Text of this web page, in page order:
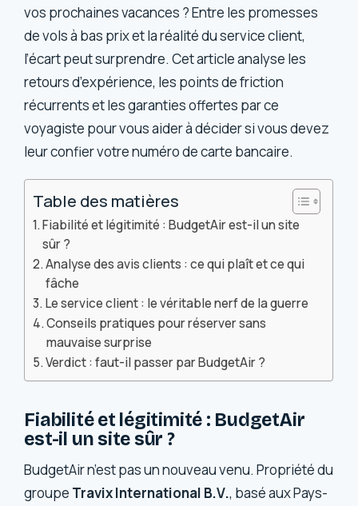
vos prochaines vacances ? Entre les promesses
de vols à bas prix et la réalité du service client,
l’écart peut surprendre. Cet article analyse les
retours d’expérience, les points de friction
récurrents et les garanties offertes par ce
voyagiste pour vous aider à décider si vous devez
leur confier votre numéro de carte bancaire.
Table des matières
Fiabilité et légitimité : BudgetAir est-il un site
sûr ?
Analyse des avis clients : ce qui plaît et ce qui
fâche
Le service client : le véritable nerf de la guerre
Conseils pratiques pour réserver sans
mauvaise surprise
Verdict : faut-il passer par BudgetAir ?
Fiabilité et légitimité : BudgetAir
est-il un site sûr ?
BudgetAir n’est pas un nouveau venu. Propriété du
groupe Travix International B.V., basé aux Pays-